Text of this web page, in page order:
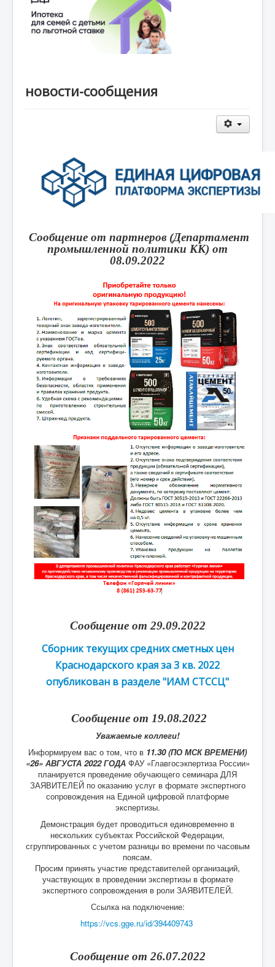
новости-сообщения
Сообщение от партнеров (Департамент
промышленной политики КК) от
08.09.2022
Сообщение от 29.09.2022
Сборник текущих средних сметных цен
Краснодарского края за 3 кв. 2022
опубликован в разделе "ИАМ СТССЦ"
Сообщение от 19.08.2022
Уважаемые коллеги!
Информируем вас о том, что в 11.30 (ПО МСК ВРЕМЕНИ)
«26» АВГУСТА 2022 ГОДАФАУ «Главгосэкпертиза России»
планируется проведение обучающего семинара ДЛЯ
ЗАЯВИТЕЛЕЙ по оказанию услуг в формате экспертного
сопровождения на Единой цифровой платформе
экспертизы.
Демонстрация будет проводиться единовременно в
нескольких субъектах Российской Федерации,
сгруппированных с учетом разницы во времени по часовым
поясам.
Просим принять участие представителей организаций,
участвующих в проведении экспертизы в формате
экспертного сопровождения в роли ЗАЯВИТЕЛЕЙ.
Ссылка на подключение:
https://vcs.gge.ru/id/394409743
Сообщение от 26.07.2022